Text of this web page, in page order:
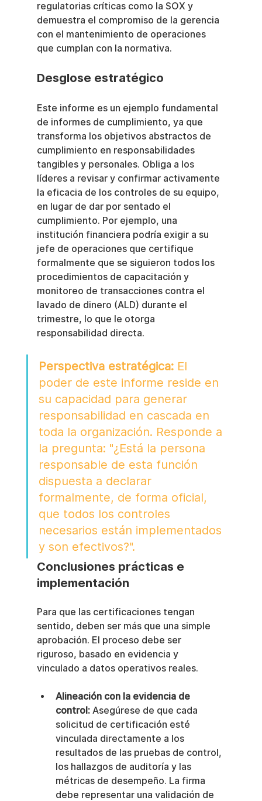
regulatorias críticas como la SOX y
demuestra el compromiso de la gerencia
con el mantenimiento de operaciones
que cumplan con la normativa.
Desglose estratégico
Este informe es un ejemplo fundamental
de informes de cumplimiento, ya que
transforma los objetivos abstractos de
cumplimiento en responsabilidades
tangibles y personales. Obliga a los
líderes a revisar y confirmar activamente
la eficacia de los controles de su equipo,
en lugar de dar por sentado el
cumplimiento. Por ejemplo, una
institución financiera podría exigir a su
jefe de operaciones que certifique
formalmente que se siguieron todos los
procedimientos de capacitación y
monitoreo de transacciones contra el
lavado de dinero (ALD) durante el
trimestre, lo que le otorga
responsabilidad directa.
Perspectiva estratégica: El
poder de este informe reside en
su capacidad para generar
responsabilidad en cascada en
toda la organización. Responde a
la pregunta: "¿Está la persona
responsable de esta función
dispuesta a declarar
formalmente, de forma oficial,
que todos los controles
necesarios están implementados
y son efectivos?".
Conclusiones prácticas e
implementación
Para que las certificaciones tengan
sentido, deben ser más que una simple
aprobación. El proceso debe ser
riguroso, basado en evidencia y
vinculado a datos operativos reales.
Alineación con la evidencia de
control: Asegúrese de que cada
solicitud de certificación esté
vinculada directamente a los
resultados de las pruebas de control,
los hallazgos de auditoría y las
métricas de desempeño. La firma
debe representar una validación de